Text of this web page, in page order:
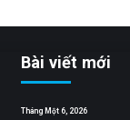
Bài viết mới
Tháng Một 6, 2026